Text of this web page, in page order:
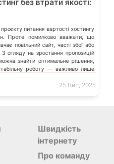
без втрати якості:
питання вартості хостингу
Проте помилково вважати, що
повільний сайт, часті збої або
З огляду на зростання пропозицій
знайти оптимальне рішення,
роботу — важливо лише
25 Лип, 2025
Швидкість
інтернету
Про команду